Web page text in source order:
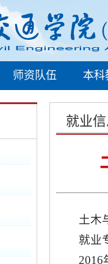
师资队伍 本科
就业
土木
就业
2016